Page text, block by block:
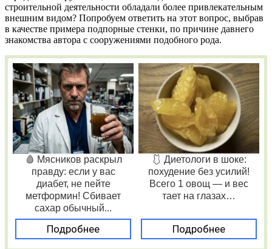
строительной деятельности обладали более привлекательным
внешним видом? Попробуем ответить на этот вопрос, выбрав
в качестве примера подпорные стенки, по причине давнего
знакомства автора с сооружениями подобного рода.
🩸 Мясников раскрыл
правду: если у вас
диабет, не пейте
метформин! Сбивает
сахар обычный...
Подробнее
🩱 Диетологи в шоке:
похудение без усилий!
Всего 1 овощ — и вес
тает на глазах…
Подробнее